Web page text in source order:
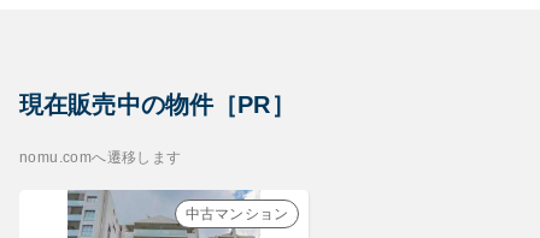
現在販売中の物件［PR］
nomu.comへ遷移します
中古マンション